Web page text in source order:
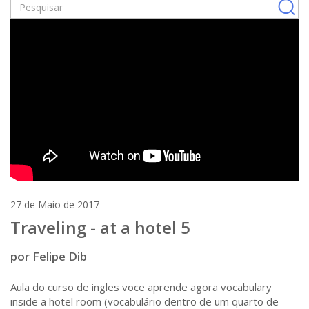
27 de Maio de 2017 -
Traveling - at a hotel 5
por Felipe Dib
Aula do curso de ingles voce aprende agora vocabulary
inside a hotel room (vocabulário dentro de um quarto de